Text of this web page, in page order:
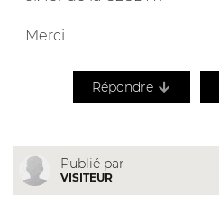
Merci
Répondre
Publié par
VISITEUR